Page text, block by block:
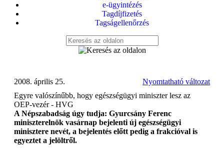
e-ügyintézés
Tagdíjfizetés
Tagságellenőrzés
Nyomtatható változat
2008. április 25.
Egyre valószínűbb, hogy egészségügyi miniszter lesz az
OEP-vezér - HVG
A Népszabadság úgy tudja: Gyurcsány Ferenc
miniszterelnök vasárnap bejelenti új egészségügyi
minisztere nevét, a bejelentés előtt pedig a frakcióval is
egyeztet a jelöltről.